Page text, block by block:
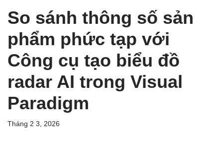
So sánh thông số sản
phẩm phức tạp với
Công cụ tạo biểu đồ
radar AI trong Visual
Paradigm
Tháng 2 3, 2026